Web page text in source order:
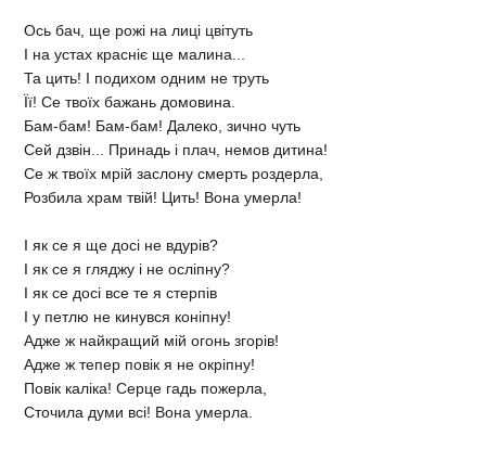
Ось бач, ще рожі на лиці цвітуть
І на устах красніє ще малина...
Та цить! І подихом одним не труть
Її! Се твоїх бажань домовина.
Бам-бам! Бам-бам! Далеко, зично чуть
Сей дзвін... Принадь і плач, немов дитина!
Се ж твоїх мрій заслону смерть роздерла,
Розбила храм твій! Цить! Вона умерла!
І як се я ще досі не вдурів?
І як се я гляджу і не осліпну?
І як се досі все те я стерпів
І у петлю не кинувся коніпну!
Адже ж найкращий мій огонь згорів!
Адже ж тепер повік я не окріпну!
Повік каліка! Серце гадь пожерла,
Сточила думи всі! Вона умерла.